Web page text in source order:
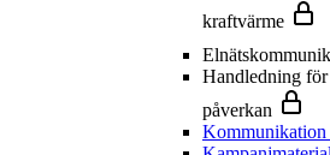
kraftvärme
Handledning
påverkan
Kommunikation